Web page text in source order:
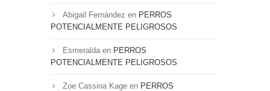
Abigail Fernández en PERROS
POTENCIALMENTE PELIGROSOS
Esmeralda en PERROS
POTENCIALMENTE PELIGROSOS
Zoe Cassina Kage en PERROS